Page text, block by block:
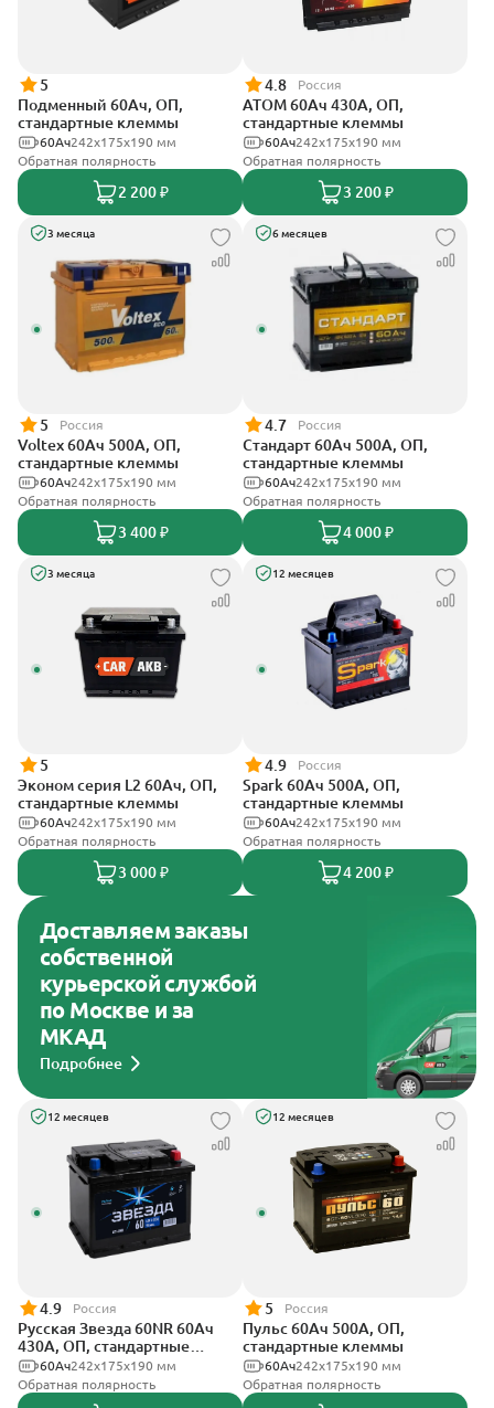
5
Подменный 60Ач, ОП,
стандартные клеммы
242х175х190 мм
60Ач
Обратная полярность
2 200 ₽
4.8 Россия
АТОМ 60Ач 430А, ОП,
стандартные клеммы
242х175х190 мм
60Ач
Обратная полярность
3 200 ₽
3 месяца
5 Россия
Voltex 60Ач 500А, ОП,
стандартные клеммы
242х175х190 мм
60Ач
Обратная полярность
3 400 ₽
6 месяцев
4.7 Россия
Стандарт 60Ач 500А, ОП,
стандартные клеммы
242x175x190 мм
60Ач
Обратная полярность
4 000 ₽
3 месяца
5
Эконом серия L2 60Ач, ОП,
стандартные клеммы
242х175х190 мм
60Ач
Обратная полярность
3 000 ₽
12 месяцев
4.9 Россия
Spark 60Ач 500А, ОП,
стандартные клеммы
242х175х190 мм
60Ач
Обратная полярность
4 200 ₽
Доставляем заказы
собственной
курьерской службой
по Москве и за
МКАД
Подробнее
12 месяцев
4.9 Россия
Русская Звезда 60NR 60Ач
430А, ОП, стандартные
клеммы242x175x190 мм
60Ач
Обратная полярность
12 месяцев
5 Россия
Пульс 60Ач 500А, ОП,
стандартные клеммы
242x175x190 мм
60Ач
Обратная полярность